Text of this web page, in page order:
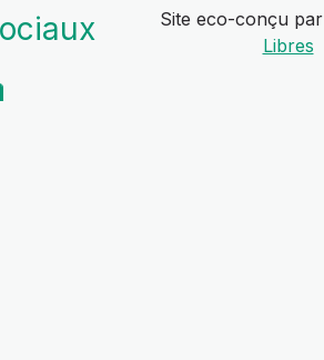
Site eco-conçu par
Libres